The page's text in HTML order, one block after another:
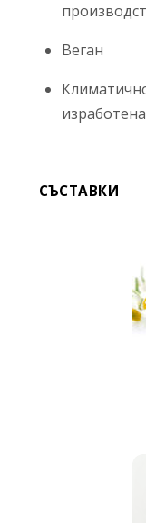
Веган
СЪСТАВКИ